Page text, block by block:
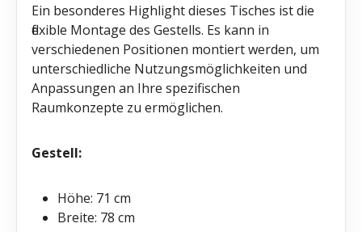
Ein besonderes Highlight dieses Tisches ist die
flexible Montage des Gestells. Es kann in
verschiedenen Positionen montiert werden, um
unterschiedliche Nutzungsmöglichkeiten und
Anpassungen an Ihre spezifischen
Raumkonzepte zu ermöglichen.
Gestell:
Höhe: 71 cm
Breite: 78 cm